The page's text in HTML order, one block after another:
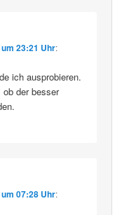
23:21 Uhr:
ich ausprobieren.
der besser
07:28 Uhr: